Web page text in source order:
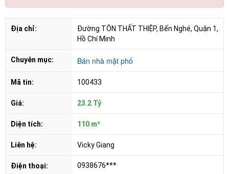
Địa chỉ:
Đường TÔN THẤT THIỆP, Bến Nghé, Quận 1,
Hồ Chí Minh
Chuyên mục: Bán nhà mặt phố
Mã tin: 100433
Giá: 23.2 Tỷ
Diện tích: 110 m²
Liên hệ: Vicky Giang
Điện thoại: 0938676***